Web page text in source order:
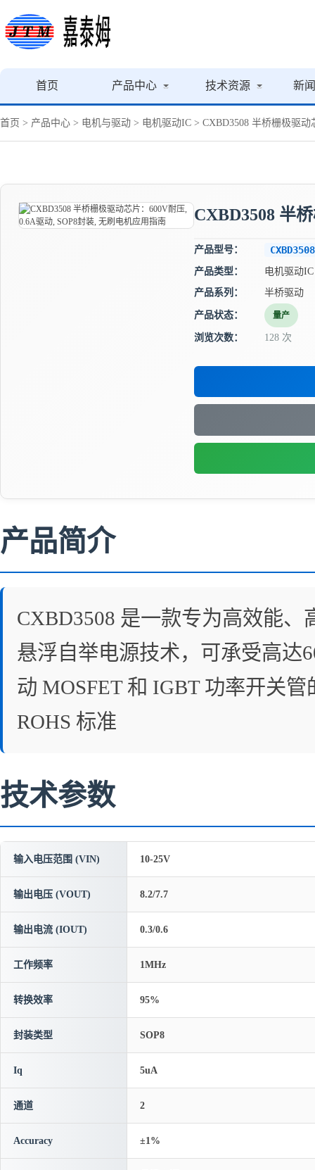
首页 产品中心 技术资源 新
首页 > 产品中心 > 电机与驱动 > 电机驱动IC > CXBD3508 半桥栅极驱
CXBD3508 半
产品型号： CXBD3508
产品类型：
电机驱动IC
产品系列：
半桥驱动
产品状态： 量产
浏览次数： 128 次
产品简介
CXBD3508 是一款专为高效能
悬浮自举电源技术，可承受高达
动 MOSFET 和 IGBT 功率开关
ROHS 标准
技术参数
输入电压范围 (VIN) 10-25V
输出电压 (VOUT) 8.2/7.7
输出电流 (IOUT) 0.3/0.6
工作频率 1MHz
转换效率 95%
封装类型 SOP8
Iq 5uA
通道 2
Accuracy ±1%